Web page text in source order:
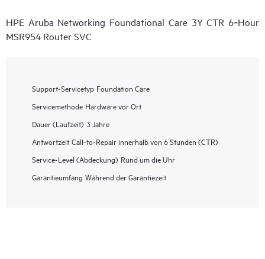
HPE Aruba Networking Foundational Care 3Y CTR 6‑Hour
MSR954 Router SVC
Support-Servicetyp Foundation Care
Servicemethode Hardware vor Ort
Dauer (Laufzeit) 3 Jahre
Antwortzeit Call-to-Repair innerhalb von 6 Stunden (CTR)
Service-Level (Abdeckung) Rund um die Uhr
Garantieumfang Während der Garantiezeit